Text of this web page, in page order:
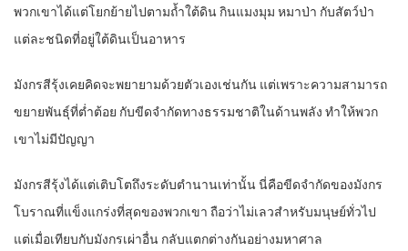
พวกเขาได้แต่โยกย้ายไปตามถ้ำใต้ดิน กินแมงมุม หมาป่า กับสัตว์ป่า
แต่ละชนิดที่อยู่ใต้ดินเป็นอาหาร
มังกรสีรุ้งเคยคิดจะพยายามด้วยตัวเองเช่นกัน แต่เพราะความสามารถ
ขยายพันธุ์ที่ต่ำต้อย กับขีดจำกัดทางธรรมชาติในด้านพลัง ทำให้พวก
เขาไม่มีปัญญา
มังกรสีรุ้งได้แต่เติบโตถึงระดับตำนานเท่านั้น นี่คือขีดจำกัดของมังกร
โบราณที่แข็งแกร่งที่สุดของพวกเขา ถือว่าไม่เลวสำหรับมนุษย์ทั่วไป
แต่เมื่อเทียบกับมังกรเผ่าอื่น กลับแตกต่างกันอย่างมหาศาล